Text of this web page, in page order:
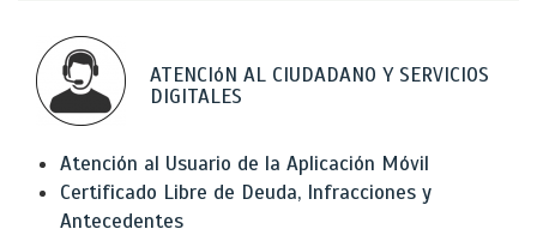
ATENCIóN AL CIUDADANO Y SERVICIOS
DIGITALES
Atención al Usuario de la Aplicación Móvil
Certificado Libre de Deuda, Infracciones y
Antecedentes